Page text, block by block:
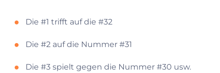
Die #1 trifft auf die #32
Die #2 auf die Nummer #31
Die #3 spielt gegen die Nummer #30 usw.